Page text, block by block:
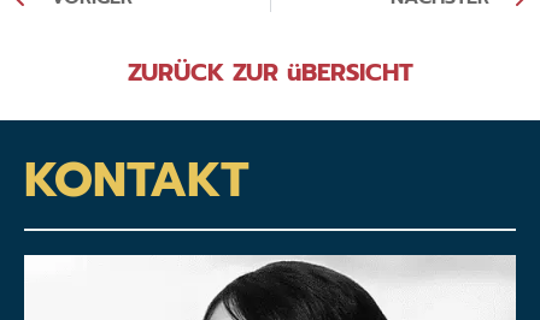
ZURÜCK ZUR üBERSICHT
KONTAKT